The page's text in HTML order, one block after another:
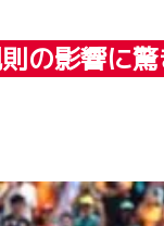
の影響に